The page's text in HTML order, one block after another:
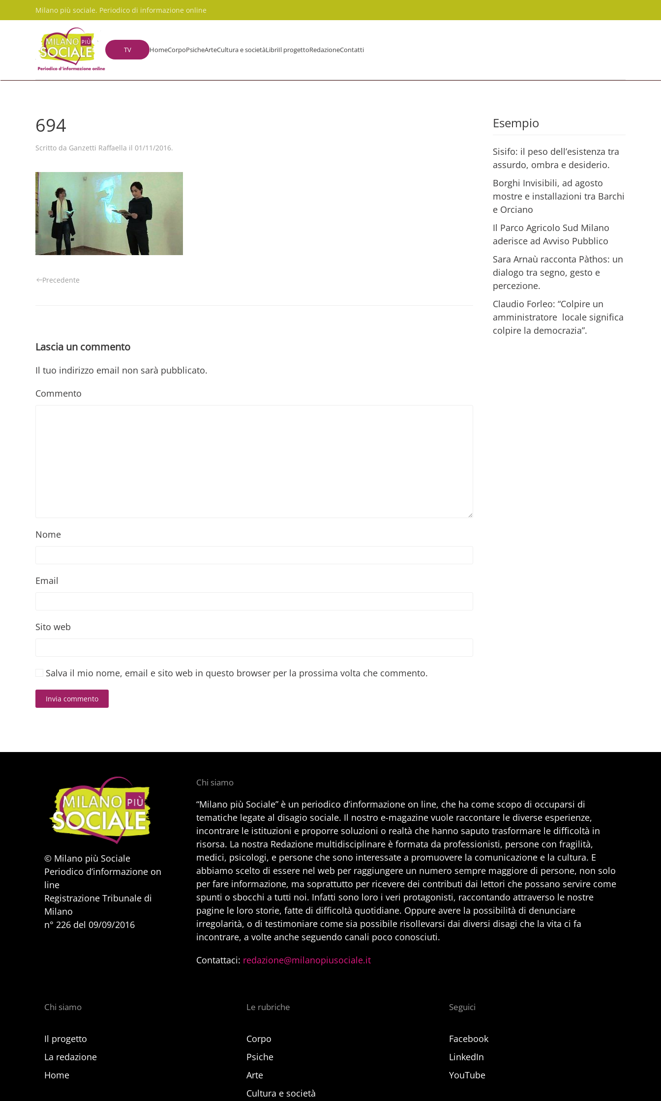
Skip to main content
Milano più sociale. Periodico di informazione online
TV HomeCorpoPsicheArteCultura e societàLibriIl progettoRedazioneContatti
694
Scritto da Ganzetti Raffaella il 01/11/2016.
Precedente
Lascia un commento
Il tuo indirizzo email non sarà pubblicato.
Commento
Nome
Email
Sito web
Salva il mio nome, email e sito web in questo browser per la prossima volta che commento.
Invia commento
Esempio
Sisifo: il peso dell’esistenza tra
assurdo, ombra e desiderio.
Borghi Invisibili, ad agosto
mostre e installazioni tra Barchi
e Orciano
Il Parco Agricolo Sud Milano
aderisce ad Avviso Pubblico
Sara Arnaù racconta Pàthos: un
dialogo tra segno, gesto e
percezione.
Claudio Forleo: “Colpire un
amministratore locale significa
colpire la democrazia”.
© Milano più Sociale
Periodico d’informazione on
line
Registrazione Tribunale di
Milano
n° 226 del 09/09/2016
Chi siamo
“Milano più Sociale” è un periodico d’informazione on line, che ha come scopo di occuparsi di
tematiche legate al disagio sociale. Il nostro e-magazine vuole raccontare le diverse esperienze,
incontrare le istituzioni e proporre soluzioni o realtà che hanno saputo trasformare le difficoltà in
risorsa. La nostra Redazione multidisciplinare è formata da professionisti, persone con fragilità,
medici, psicologi, e persone che sono interessate a promuovere la comunicazione e la cultura. E
abbiamo scelto di essere nel web per raggiungere un numero sempre maggiore di persone, non solo
per fare informazione, ma soprattutto per ricevere dei contributi dai lettori che possano servire come
spunti o sbocchi a tutti noi. Infatti sono loro i veri protagonisti, raccontando attraverso le nostre
pagine le loro storie, fatte di difficoltà quotidiane. Oppure avere la possibilità di denunciare
irregolarità, o di testimoniare come sia possibile risollevarsi dai diversi disagi che la vita ci fa
incontrare, a volte anche seguendo canali poco conosciuti.
Contattaci: redazione@milanopiusociale.it
Chi siamo
Il progetto
La redazione
Home
Le rubriche
Corpo
Psiche
Arte
Cultura e società
Seguici
Facebook
LinkedIn
YouTube